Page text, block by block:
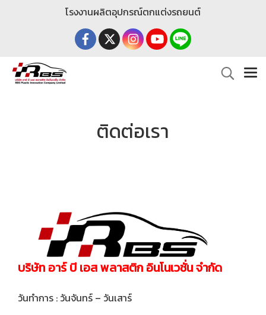
โรงงานผลิตอุปกรณ์ตกแต่งรถยนต์
ติดต่อเรา
บริษัท อาร์ บี เอส พลาสติก อินโนเวชั่น จำกัด
วันทำการ : วันจันทร์ – วันเสาร์